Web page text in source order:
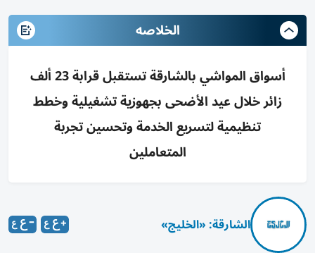
الخلاصه
أسواق المواشي بالشارقة تستقبل قرابة 23 ألف
زائر خلال عيد الأضحى بجهوزية تشغيلية وخطط
تنظيمية لتسريع الخدمة وتحسين تجربة
المتعاملين
الشارقة: «الخليج»